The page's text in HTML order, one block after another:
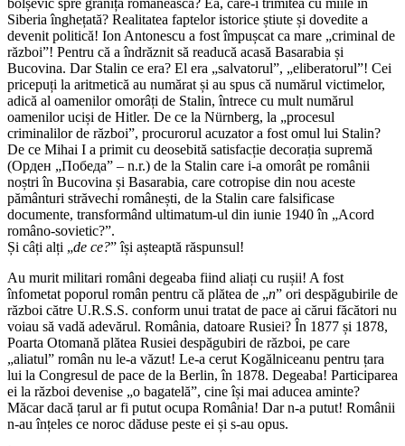
bolșevic spre granița românească? Ea, care-i trimitea cu miile în
Siberia înghețată? Realitatea faptelor istorice știute și dovedite a
devenit politică! Ion Antonescu a fost împușcat ca mare „criminal de
război”! Pentru că a îndrăznit să readucă acasă Basarabia și
Bucovina. Dar Stalin ce era? El era „salvatorul”, „eliberatorul”! Cei
pricepuți la aritmetică au numărat și au spus că numărul victimelor,
adică al oamenilor omorâți de Stalin, întrece cu mult numărul
oamenilor uciși de Hitler. De ce la Nürnberg, la „procesul
criminalilor de război”, procurorul acuzator a fost omul lui Stalin?
De ce Mihai I a primit cu deosebită satisfacție decorația supremă
(Орден „Победa” – n.r.) de la Stalin care i-a omorât pe românii
noștri în Bucovina și Basarabia, care cotropise din nou aceste
pământuri străvechi românești, de la Stalin care falsificase
documente, transformând ultimatum-ul din iunie 1940 în „Acord
româno-sovietic?”.
Și câți alți „de ce?” își așteaptă răspunsul!
Au murit militari români degeaba fiind aliați cu rușii! A fost
înfometat poporul român pentru că plătea de „n” ori despăgubirile de
război către U.R.S.S. conform unui tratat de pace ai cărui făcători nu
voiau să vadă adevărul. România, datoare Rusiei? În 1877 și 1878,
Poarta Otomană plătea Rusiei despăgubiri de război, pe care
„aliatul” român nu le-a văzut! Le-a cerut Kogălniceanu pentru țara
lui la Congresul de pace de la Berlin, în 1878. Degeaba! Participarea
ei la război devenise „o bagatelă”, cine își mai aducea aminte?
Măcar dacă țarul ar fi putut ocupa România! Dar n-a putut! Românii
n-au înțeles ce noroc dăduse peste ei și s-au opus.